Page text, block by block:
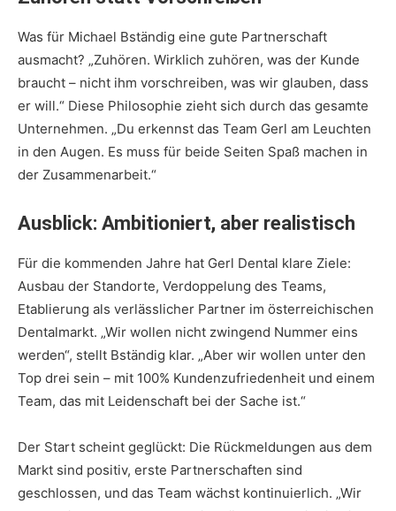
Was für Michael Bständig eine gute Partnerschaft
ausmacht? „Zuhören. Wirklich zuhören, was der Kunde
braucht – nicht ihm vorschreiben, was wir glauben, dass
er will.“ Diese Philosophie zieht sich durch das gesamte
Unternehmen. „Du erkennst das Team Gerl am Leuchten
in den Augen. Es muss für beide Seiten Spaß machen in
der Zusammenarbeit.“
Ausblick: Ambitioniert, aber realistisch
Für die kommenden Jahre hat Gerl Dental klare Ziele:
Ausbau der Standorte, Verdoppelung des Teams,
Etablierung als verlässlicher Partner im österreichischen
Dentalmarkt. „Wir wollen nicht zwingend Nummer eins
werden“, stellt Bständig klar. „Aber wir wollen unter den
Top drei sein – mit 100% Kundenzufriedenheit und einem
Team, das mit Leidenschaft bei der Sache ist.“
Der Start scheint geglückt: Die Rückmeldungen aus dem
Markt sind positiv, erste Partnerschaften sind
geschlossen, und das Team wächst kontinuierlich. „Wir